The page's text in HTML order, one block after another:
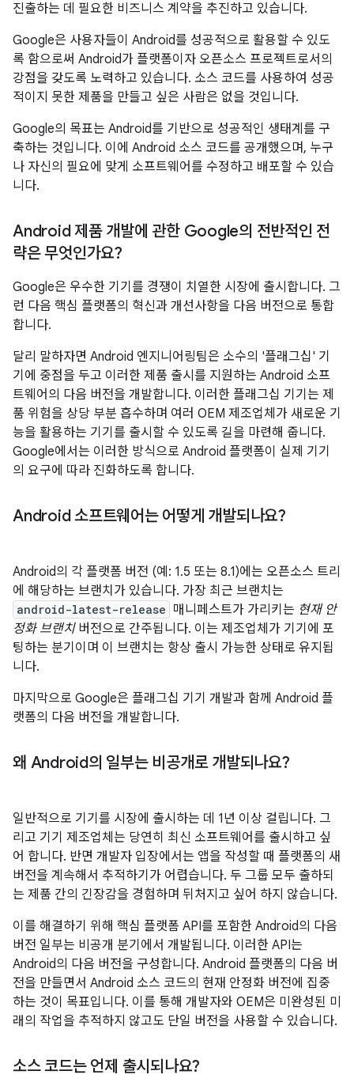
진출하는 데 필요한 비즈니스 계약을 추진하고 있습니다.
Google은 사용자들이 Android를 성공적으로 활용할 수 있도
록 함으로써 Android가 플랫폼이자 오픈소스 프로젝트로서의
강점을 갖도록 노력하고 있습니다. 소스 코드를 사용하여 성공
적이지 못한 제품을 만들고 싶은 사람은 없을 것입니다.
Google의 목표는 Android를 기반으로 성공적인 생태계를 구
축하는 것입니다. 이에 Android 소스 코드를 공개했으며, 누구
나 자신의 필요에 맞게 소프트웨어를 수정하고 배포할 수 있습
니다.
Android 제품 개발에 관한 Google의 전반적인 전
략은 무엇인가요?
Google은 우수한 기기를 경쟁이 치열한 시장에 출시합니다. 그
런 다음 핵심 플랫폼의 혁신과 개선사항을 다음 버전으로 통합
합니다.
달리 말하자면 Android 엔지니어링팀은 소수의 '플래그십' 기
기에 중점을 두고 이러한 제품 출시를 지원하는 Android 소프
트웨어의 다음 버전을 개발합니다. 이러한 플래그십 기기는 제
품 위험을 상당 부분 흡수하며 여러 OEM 제조업체가 새로운 기
능을 활용하는 기기를 출시할 수 있도록 길을 마련해 줍니다.
Google에서는 이러한 방식으로 Android 플랫폼이 실제 기기
의 요구에 따라 진화하도록 합니다.
Android 소프트웨어는 어떻게 개발되나요?
Android의 각 플랫폼 버전 (예: 1.5 또는 8.1)에는 오픈소스 트리
에 해당하는 브랜치가 있습니다. 가장 최근 브랜치는
android-latest-release 매니페스트가 가리키는 현재 안
정화 브랜치버전으로 간주됩니다. 이는 제조업체가 기기에 포
팅하는 분기이며 이 브랜치는 항상 출시 가능한 상태로 유지됩
니다.
마지막으로 Google은 플래그십 기기 개발과 함께 Android 플
랫폼의 다음 버전을 개발합니다.
왜 Android의 일부는 비공개로 개발되나요?
일반적으로 기기를 시장에 출시하는 데 1년 이상 걸립니다. 그
리고 기기 제조업체는 당연히 최신 소프트웨어를 출시하고 싶
어 합니다. 반면 개발자 입장에서는 앱을 작성할 때 플랫폼의 새
버전을 계속해서 추적하기가 어렵습니다. 두 그룹 모두 출하되
는 제품 간의 긴장감을 경험하며 뒤처지고 싶어 하지 않습니다.
이를 해결하기 위해 핵심 플랫폼 API를 포함한 Android의 다음
버전 일부는 비공개 분기에서 개발됩니다. 이러한 API는
Android의 다음 버전을 구성합니다. Android 플랫폼의 다음 버
전을 만들면서 Android 소스 코드의 현재 안정화 버전에 집중
하는 것이 목표입니다. 이를 통해 개발자와 OEM은 미완성된 미
래의 작업을 추적하지 않고도 단일 버전을 사용할 수 있습니다.
소스 코드는 언제 출시되나요?